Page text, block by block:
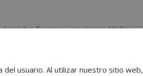
las fisuras y agujeros. Utiliza
con la ayuda de una lija
usuario. Al utilizar nuestro sitio web,